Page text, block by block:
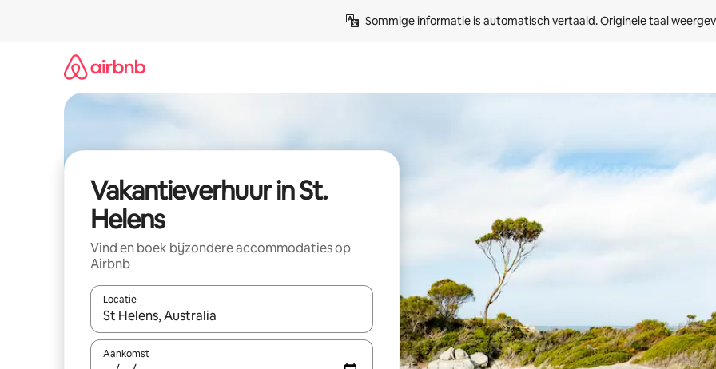
Sommige informatie is automatisch vertaald. Originele taal
Vakantieverhuur in St.
Helens
Vind en boek bijzondere accommodaties op
Airbnb
Locatie
Wanneer er suggesties beschikbaar zijn, maak je een keuze met je de pijltjestoetsen omhoog en omlaag, óf door te
Aankomst